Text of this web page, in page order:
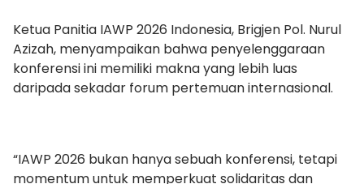
Ketua Panitia IAWP 2026 Indonesia, Brigjen Pol. Nurul
Azizah, menyampaikan bahwa penyelenggaraan
konferensi ini memiliki makna yang lebih luas
daripada sekadar forum pertemuan internasional.
“IAWP 2026 bukan hanya sebuah konferensi, tetapi
momentum untuk memperkuat solidaritas dan